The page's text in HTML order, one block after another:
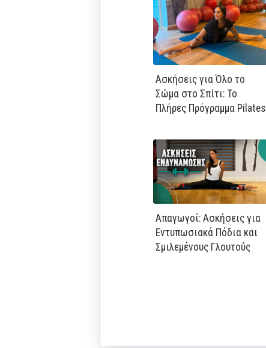
Ασκήσεις για Όλο το
Σώμα στο Σπίτι: Το
Πλήρες Πρόγραμμα Pilates
Απαγωγοί: Ασκήσεις για
Εντυπωσιακά Πόδια και
Σμιλεμένους Γλουτούς